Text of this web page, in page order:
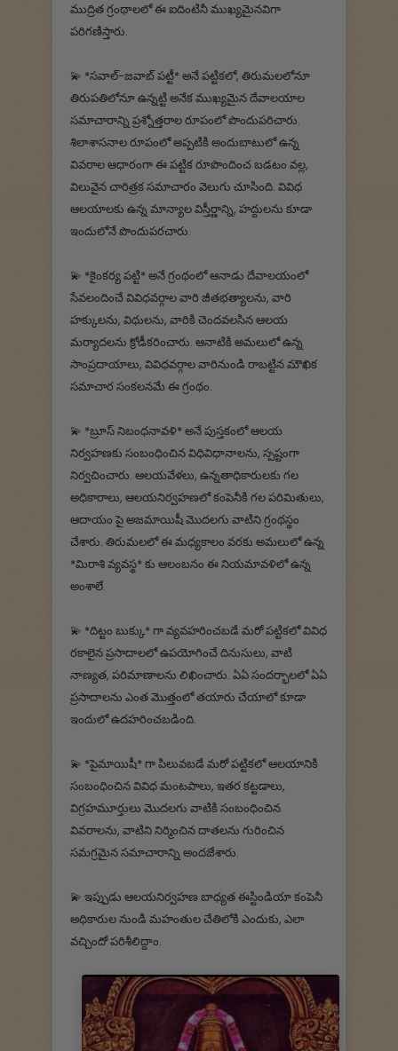
ముద్రిత గ్రంథాలలో ఈ ఐదింటినీ ముఖ్యమైనవిగా
పరిగణిస్తారు.
💫 *సవాల్-జవాబ్ పట్టీ* అనే పట్టికలో, తిరుమలలోనూ
తిరుపతిలోనూ ఉన్నట్టి అనేక ముఖ్యమైన దేవాలయాల
సమాచారాన్ని ప్రశ్నోత్తరాల రూపంలో పొందుపరిచారు.
శిలాశాసనాల రూపంలో అప్పటికి అందుబాటులో ఉన్న
వివరాల ఆధారంగా ఈ పట్టిక రూపొందించ బడటం వల్ల,
విలువైన చారిత్రక సమాచారం వెలుగు చూసింది. వివిధ
ఆలయాలకు ఉన్న మాన్యాల విస్తీర్ణాన్ని, హద్దులను కూడా
ఇందులోనే పొందుపరచారు.
💫 *కైంకర్య పట్టి* అనే గ్రంథంలో ఆనాడు దేవాలయంలో
సేవలందించే వివిధవర్గాల వారి జీతభత్యాలను, వారి
హక్కులను, విధులను, వారికి చెందవలసిన ఆలయ
మర్యాదలను క్రోడీకరించారు. ఆనాటికి అమలులో ఉన్న
సాంప్రదాయాలు, వివిధవర్గాల వారినుండి రాబట్టిన మౌఖిక
సమాచార సంకలనమే ఈ గ్రంథం.
💫 *బ్రూస్ నిబంధనావళి* అనే పుస్తకంలో ఆలయ
నిర్వహణకు సంబంధించిన విధివిధానాలను, స్పష్టంగా
నిర్వచించారు. ఆలయవేళలు, ఉన్నతాధికారులకు గల
అధికారాలు, ఆలయనిర్వహణలో కంపెనీకి గల పరిమితులు,
ఆదాయం పై అజమాయిషీ మొదలగు వాటిని గ్రంథస్థం
చేశారు. తిరుమలలో ఈ మధ్యకాలం వరకు అమలులో ఉన్న
*మిరాశి వ్యవస్థ* కు ఆలంబనం ఈ నియమావళిలో ఉన్న
అంశాలే.
💫 *దిట్టం బుక్కు* గా వ్యవహరించబడే మరో పట్టికలో వివిధ
రకాలైన ప్రసాదాలలో ఉపయోగించే దినుసులు, వాటి
నాణ్యత, పరిమాణాలను లిఖించారు. ఏఏ సందర్భాలలో ఏఏ
ప్రసాదాలను ఎంత మొత్తంలో తయారు చేయాలో కూడా
ఇందులో ఉదహరించబడింది.
💫 *పైమాయిషీ* గా పిలువబడే మరో పట్టికలో ఆలయానికి
సంబంధించిన వివిధ మంటపాలు, ఇతర కట్టడాలు,
విగ్రహమూర్తులు మొదలగు వాటికి సంబంధించిన
వివరాలను, వాటిని నిర్మించిన దాతలను గురించిన
సమగ్రమైన సమాచారాన్ని అందజేశారు.
💫 ఇప్పుడు ఆలయనిర్వహణ బాధ్యత ఈస్టిండియా కంపెనీ
అధికారుల నుండి మహంతుల చేతిలోకి ఎందుకు, ఎలా
వచ్చిందో పరిశీలిద్దాం.